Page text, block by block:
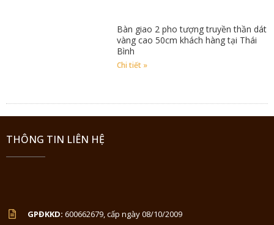
Bàn giao 2 pho tượng truyền thần dát
vàng cao 50cm khách hàng tại Thái
Bình
Chi tiết »
THÔNG TIN LIÊN HỆ
GPĐKKD: 600662679, cấp ngày 08/10/2009